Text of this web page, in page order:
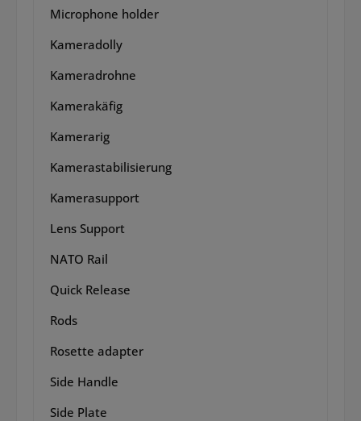
Microphone holder
Kameradolly
Kameradrohne
Kamerakäfig
Kamerarig
Kamerastabilisierung
Kamerasupport
Lens Support
NATO Rail
Quick Release
Rods
Rosette adapter
Side Handle
Side Plate